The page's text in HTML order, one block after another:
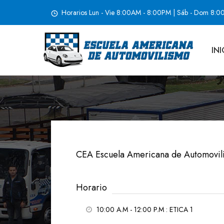
Horarios Lun - Vie 8:00AM - 8:00PM | Sáb - Dom
ETICA 1 – 10:00 A.M-12:00
Abril 17, 2021
CEA Escuela Americana de
Horario
10:00 A.M - 12:00 P.M : ETICA 1